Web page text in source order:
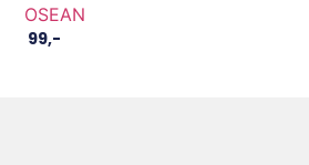
OSEAN
99,-